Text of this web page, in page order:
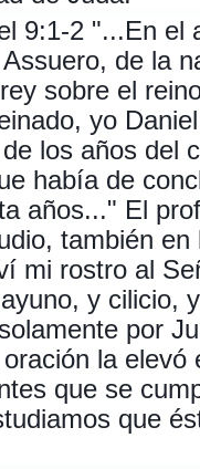
9:1-2 "...En el
de la
sobre el
yo
los años del
había de
años..." El
también
mi rostro al
y cilicio,
por
la elevó
que se
que